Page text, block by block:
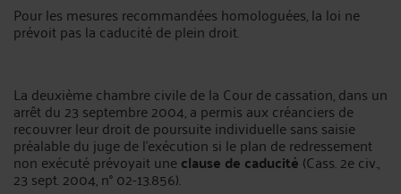
Pour les mesures recommandées homologuées, la loi ne
prévoit pas la caducité de plein droit.
La deuxième chambre civile de la Cour de cassation, dans un
arrêt du 23 septembre 2004, a permis aux créanciers de
recouvrer leur droit de poursuite individuelle sans saisie
préalable du juge de l’exécution si le plan de redressement
non exécuté prévoyait uneclause de caducité (Cass. 2e civ.,
23 sept. 2004, n° 02-13.856).